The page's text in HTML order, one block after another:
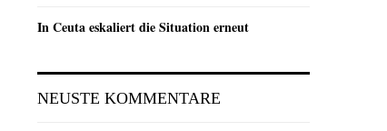
In Ceuta eskaliert die Situation erneut
NEUSTE KOMMENTARE